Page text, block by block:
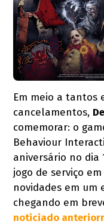
Em meio a tantos
cancelamentos,
comemorar: o
Behaviour
aniversário no dia
jogo de serviço
novidades em um
chegando em
noticiado